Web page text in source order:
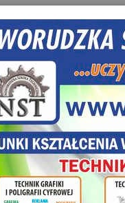
W zajęciach
części warsztatów
prezentację
W drugiej części
propagandowym
tras w Warszawie,
pracowała nad
architekturę miejską.
publiczność i
wypowiedziach
Zajęcia takie jak
lekcji, edukatorzy